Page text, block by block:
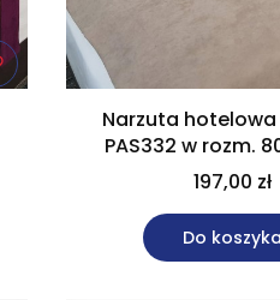
Narzuta hotelowa
PAS332 w rozm.
197,00 zł
Do koszyka